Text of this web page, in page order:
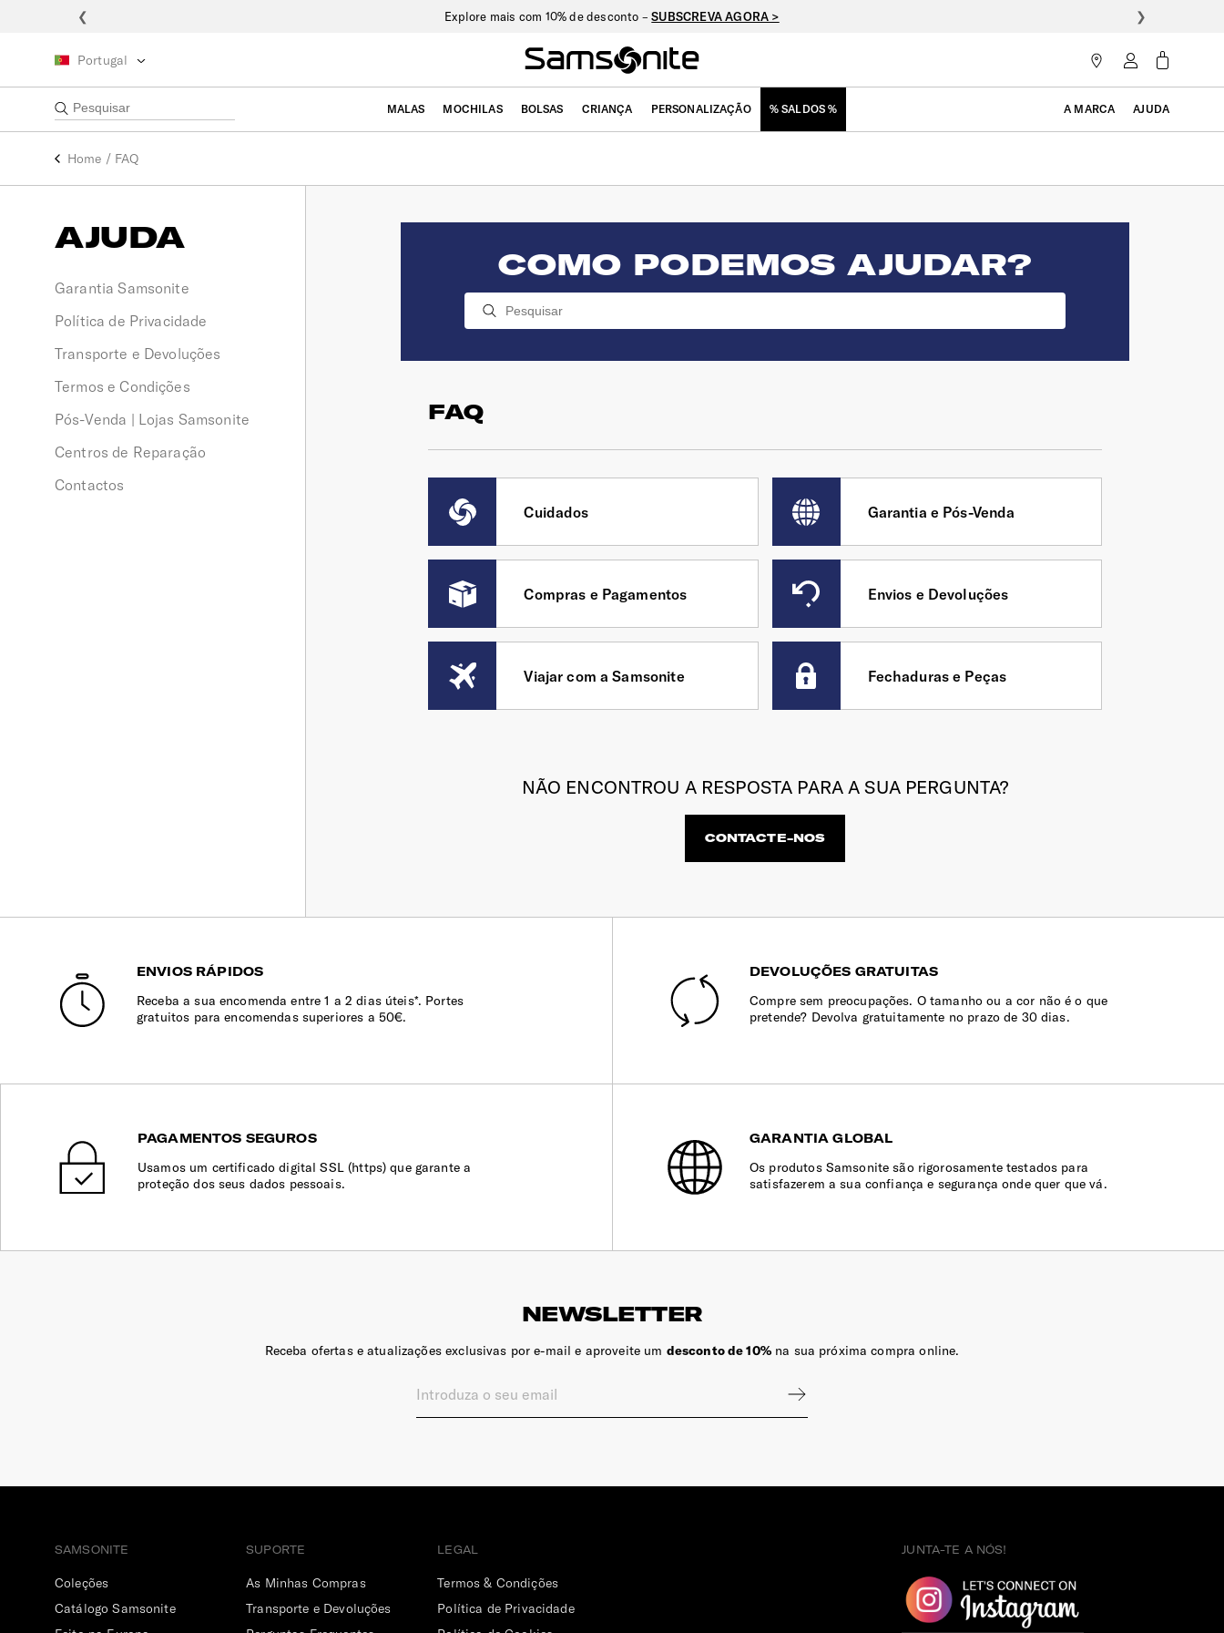
Explore mais com 10% de desconto –SUBSCREVA AGORA >
❮ ❯
Portugal
MALAS MOCHILAS BOLSAS CRIANÇA PERSONALIZAÇÃO % SALDOS % A MARCA AJUDA
Home / FAQ
AJUDA
Garantia Samsonite
Política de Privacidade
Transporte e Devoluções
Termos e Condições
Pós-Venda | Lojas Samsonite
Centros de Reparação
Contactos
COMO PODEMOS AJUDAR?
FAQ
Cuidados Garantia e Pós-Venda
Compras e Pagamentos Envios e Devoluções
Viajar com a Samsonite Fechaduras e Peças
NÃO ENCONTROU A RESPOSTA PARA A SUA PERGUNTA?
CONTACTE-NOS
ENVIOS RÁPIDOS
Receba a sua encomenda entre 1 a 2 dias úteis*. Portes
gratuitos para encomendas superiores a 50€.
DEVOLUÇÕES GRATUITAS
Compre sem preocupações. O tamanho ou a cor não é o que
pretende? Devolva gratuitamente no prazo de 30 dias.
PAGAMENTOS SEGUROS
Usamos um certificado digital SSL (https) que garante a
proteção dos seus dados pessoais.
GARANTIA GLOBAL
Os produtos Samsonite são rigorosamente testados para
satisfazerem a sua confiança e segurança onde quer que vá.
NEWSLETTER
Receba ofertas e atualizações exclusivas por e-mail e aproveite um desconto de 10%na sua próxima compra online.
SAMSONITE
Coleções
Catálogo Samsonite
SUPORTE
As Minhas Compras
Transporte e Devoluções
LEGAL
Termos & Condições
Política de Privacidade
JUNTA-TE A NÓS!